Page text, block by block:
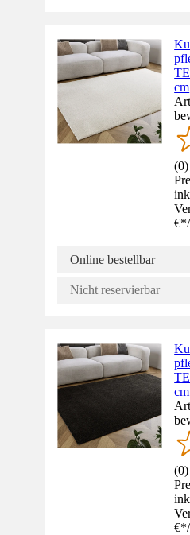
cm
(0)
€*/
Online bestellbar
Nicht reservierbar
cm
(0)
€*/